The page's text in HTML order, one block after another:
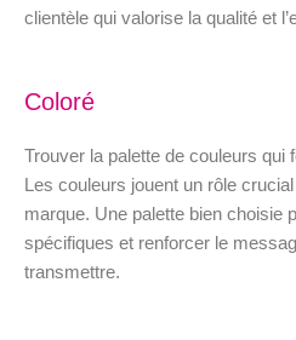
clientèle qui valorise la qualité et
Coloré
Trouver la palette de couleurs qui
Les couleurs jouent un rôle
marque. Une palette bien choisie
spécifiques et renforcer le
transmettre.